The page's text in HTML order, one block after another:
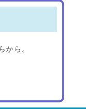
から。